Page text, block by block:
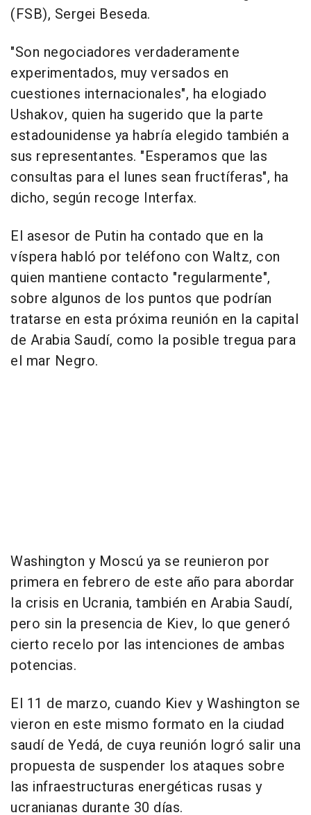
(FSB), Sergei Beseda.
"Son negociadores verdaderamente
experimentados, muy versados en
cuestiones internacionales", ha elogiado
Ushakov, quien ha sugerido que la parte
estadounidense ya habría elegido también a
sus representantes. "Esperamos que las
consultas para el lunes sean fructíferas", ha
dicho, según recoge Interfax.
El asesor de Putin ha contado que en la
víspera habló por teléfono con Waltz, con
quien mantiene contacto "regularmente",
sobre algunos de los puntos que podrían
tratarse en esta próxima reunión en la capital
de Arabia Saudí, como la posible tregua para
el mar Negro.
Washington y Moscú ya se reunieron por
primera en febrero de este año para abordar
la crisis en Ucrania, también en Arabia Saudí,
pero sin la presencia de Kiev, lo que generó
cierto recelo por las intenciones de ambas
potencias.
El 11 de marzo, cuando Kiev y Washington se
vieron en este mismo formato en la ciudad
saudí de Yedá, de cuya reunión logró salir una
propuesta de suspender los ataques sobre
las infraestructuras energéticas rusas y
ucranianas durante 30 días.